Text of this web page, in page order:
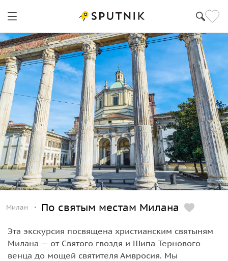
Милан По святым местам Милана
Эта экскурсия посвящена христианским святыням
Милана — от Святого гвоздя и Шипа Тернового
венца до мощей святителя Амвросия. Мы